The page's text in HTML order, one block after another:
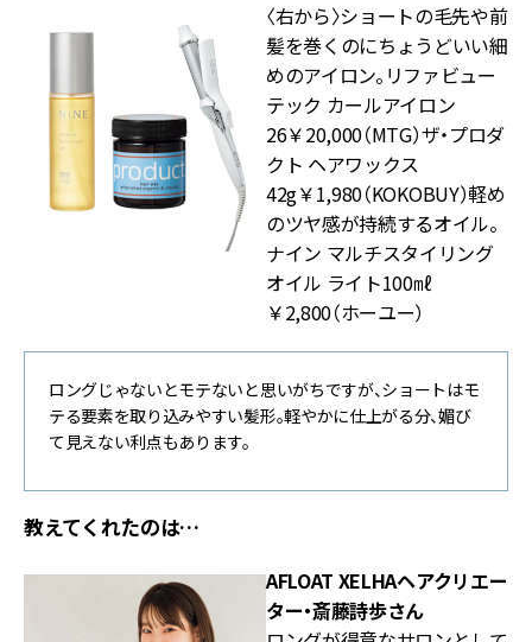
〈右から〉ショートの毛先や前
髪を巻くのにちょうどいい細
めのアイロン。リファビュー
テック カールアイロン
26￥20,000（MTG）ザ・プロダ
クト ヘアワックス
42g￥1,980（KOKOBUY）軽め
のツヤ感が持続するオイル。
ナイン マルチスタイリング
オイル ライト100㎖
￥2,800（ホーユー）
ロングじゃないとモテないと思いがちですが、ショートはモ
テる要素を取り込みやすい髪形。軽やかに仕上がる分、媚び
て見えない利点もあります。
教えてくれたのは…
AFLOAT XELHAヘアクリエー
ター・斎藤詩歩さん